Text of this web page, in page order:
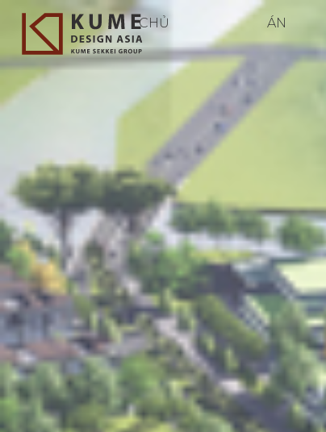
CHỦ ÁN